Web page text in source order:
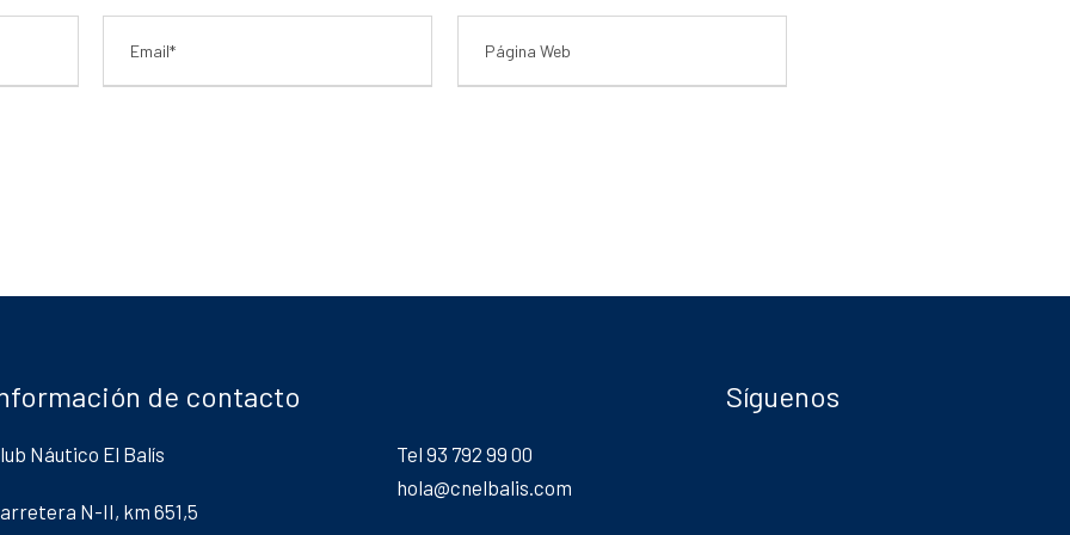
de contacto
Náutico El Balís
N-II, km 651,5
Tel 93 792 99 00
hola@cnelbalis.com
Síguenos